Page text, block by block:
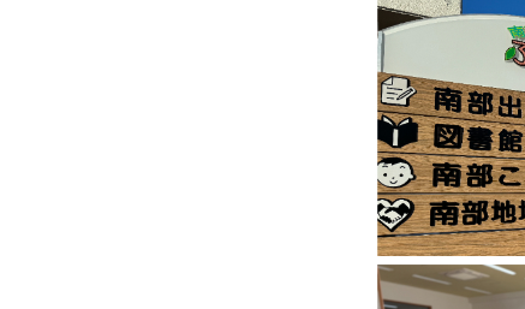
選挙ドットコム